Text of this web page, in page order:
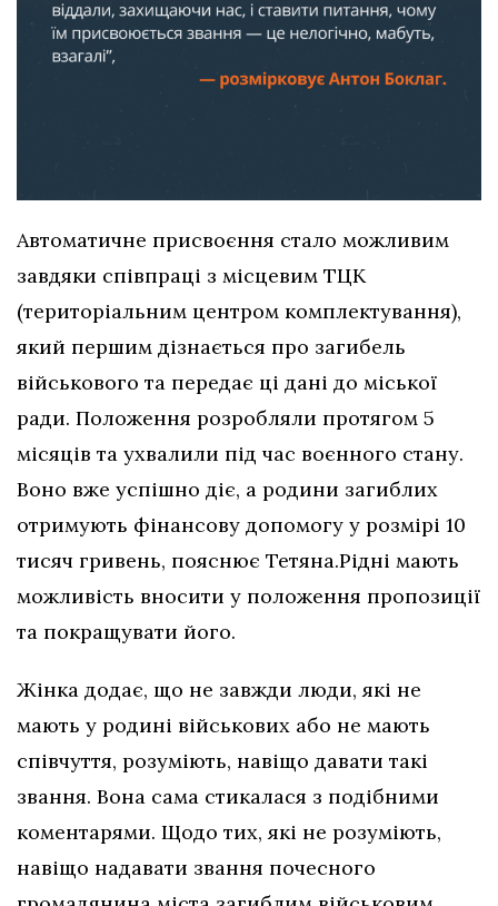
Автоматичне присвоєння стало можливим
завдяки співпраці з місцевим ТЦК
(територіальним центром комплектування),
який першим дізнається про загибель
військового та передає ці дані до міської
ради. Положення розробляли протягом 5
місяців та ухвалили під час воєнного стану.
Воно вже успішно діє, а родини загиблих
отримують фінансову допомогу у розмірі 10
тисяч гривень, пояснює Тетяна.Рідні мають
можливість вносити у положення пропозиції
та покращувати його.
Жінка додає, що не завжди люди, які не
мають у родині військових або не мають
співчуття, розуміють, навіщо давати такі
звання. Вона сама стикалася з подібними
коментарями. Щодо тих, які не розуміють,
навіщо надавати звання почесного